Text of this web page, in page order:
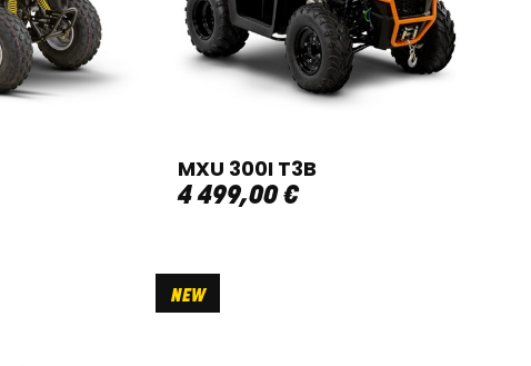
MXU 300I T3B
4 499,00€
NEW